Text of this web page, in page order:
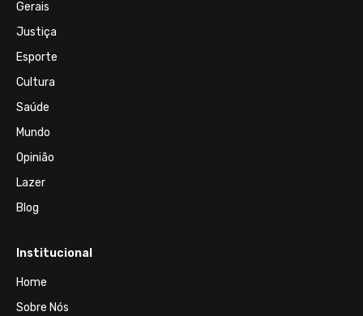
Gerais
Justiça
Esporte
Cultura
Saúde
Mundo
Opinião
Lazer
Blog
Institucional
Home
Sobre Nós